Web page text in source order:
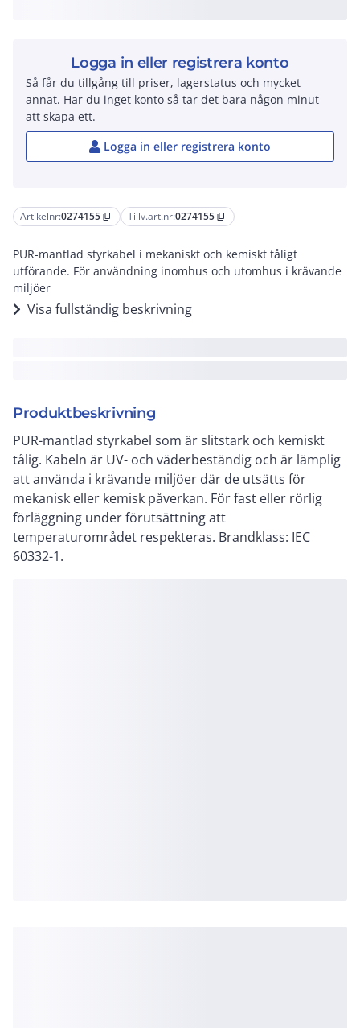
Artikelnr:0274155 content_copy Tillv.art.nr:0274155 content_copy
PUR-mantlad styrkabel i mekaniskt och kemiskt tåligt
utförande. För användning inomhus och utomhus i krävande
miljöer
Visa fullständig beskrivning
Produktbeskrivning
PUR-mantlad styrkabel som är slitstark och kemiskt
tålig. Kabeln är UV- och väderbeständig och är lämplig
att använda i krävande miljöer där de utsätts för
mekanisk eller kemisk påverkan. För fast eller rörlig
förläggning under förutsättning att
temperaturområdet respekteras. Brandklass: IEC
60332-1.
Logga in eller registrera konto
Så får du tillgång till priser, lagerstatus och mycket
annat. Har du inget konto så tar det bara någon minut
att skapa ett.
Logga in eller registrera konto